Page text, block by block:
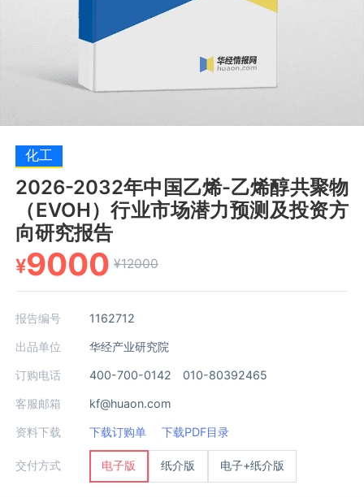
化工
2026-2032年中国乙烯-乙烯醇共聚物
（EVOH）行业市场潜力预测及投资方
向研究报告
¥9000 ¥12000
报告编号 1162712
出品单位 华经产业研究院
订购电话 400-700-0142 010-80392465
客服邮箱 kf@huaon.com
资料下载 下载订购单 下载PDF目录
交付方式 电子版 纸介版 电子+纸介版